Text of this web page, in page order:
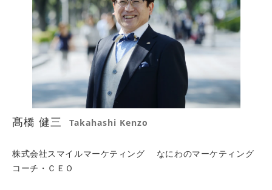
髙橋 健三 Takahashi Kenzo
株式会社スマイルマーケティング なにわのマーケティング
コーチ・ＣＥＯ